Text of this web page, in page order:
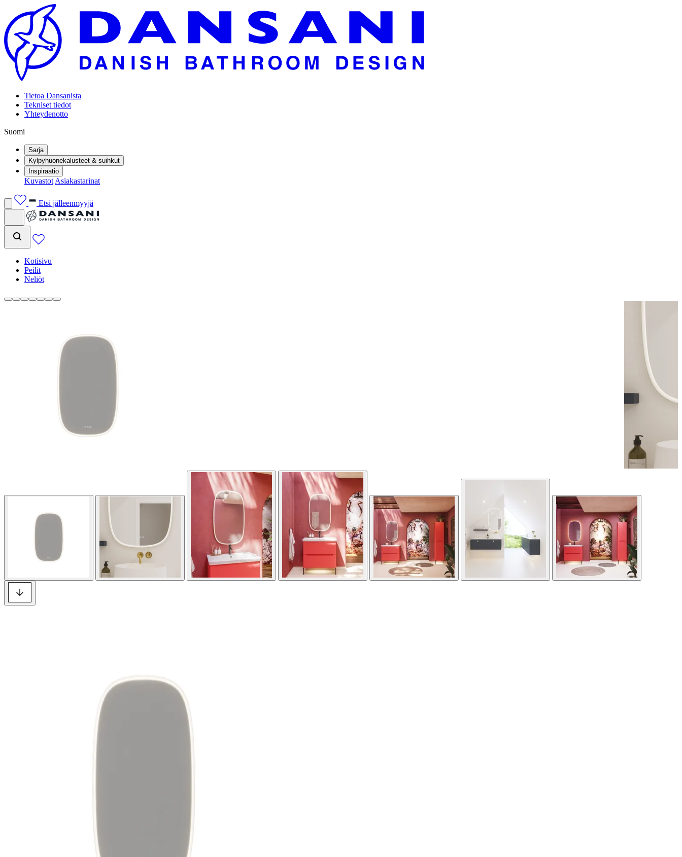
Tietoa Dansanista
Tekniset tiedot
Yhteydenotto
Suomi
Sarja
Kylpyhuonekalusteet & suihkut
Inspiraatio
Kuvastot Asiakastarinat
Etsi jälleenmyyjä
Kotisivu
Peilit
Neliöt